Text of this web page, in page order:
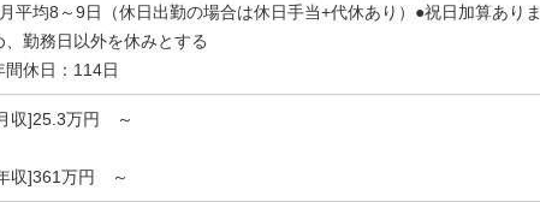
平均8～9日（休日出勤の場合は休日手当+代休あり）●祝日加算あり
、勤務日以外を休みとする
間休日：114日
収]25.3万円 ～
収]361万円 ～